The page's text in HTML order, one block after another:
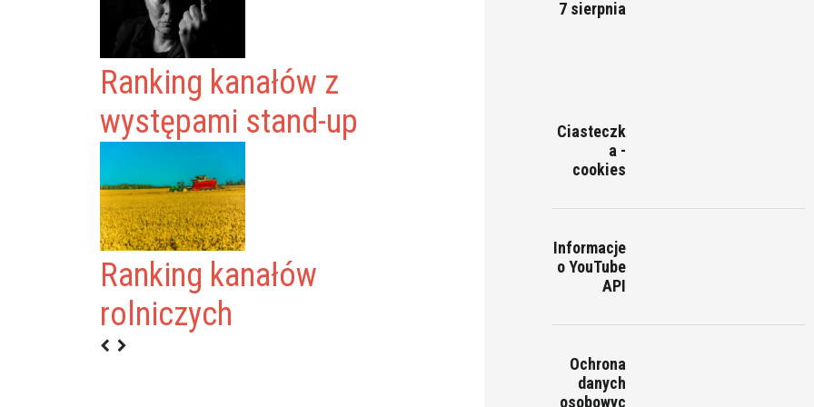
Ranking kanałów z
występami stand-up
Ranking kanałów
rolniczych
7 sierpnia
Ciasteczk
a -
cookies
Informacje
o YouTube
API
Ochrona
danych
osobowyc